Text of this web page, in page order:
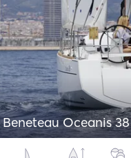
Beneteau Oceanis 38